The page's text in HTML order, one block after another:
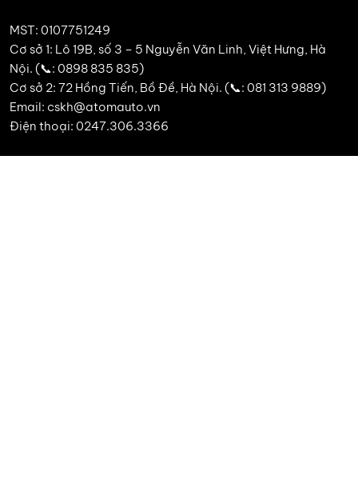
MST: 0107751249
Cơ sở 1: Lô 19B, số 3 – 5 Nguyễn Văn Linh, Việt Hưng, Hà
Nội. (📞: 0898 835 835)
Cơ sở 2: 72 Hồng Tiến, Bồ Đề, Hà Nội. (📞: 081 313 9889)
Email: cskh@atomauto.vn
Điện thoại: 0247.306.3366